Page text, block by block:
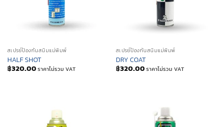
สเปรย์ป้องกันสนิมแม่พิมพ์
HALF SHOT
฿320.00 ราคาไม่รวม VAT
สเปรย์ป้องกันสนิมแม่พิมพ์
DRY COAT
฿320.00 ราคาไม่รวม VAT